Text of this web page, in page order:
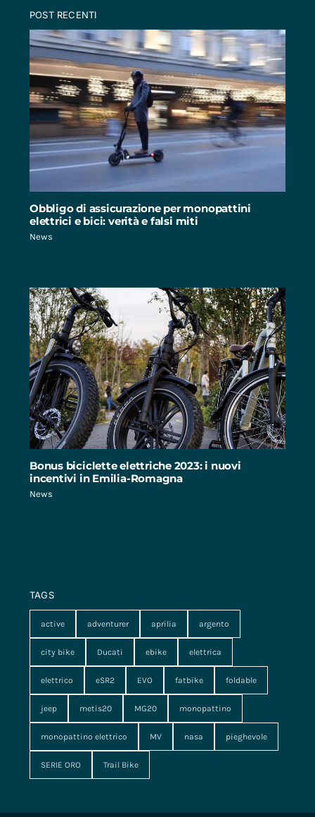
POST RECENTI
Obbligo di assicurazione per monopattini
elettrici e bici: verità e falsi miti
News
Bonus biciclette elettriche 2023: i nuovi
incentivi in Emilia-Romagna
News
TAGS
active adventurer aprilia argento
city bike Ducati ebike elettrica
elettrico eSR2 EVO fatbike foldable
jeep metis20 MG20 monopattino
monopattino elettrico MV nasa pieghevole
SERIE ORO Trail Bike